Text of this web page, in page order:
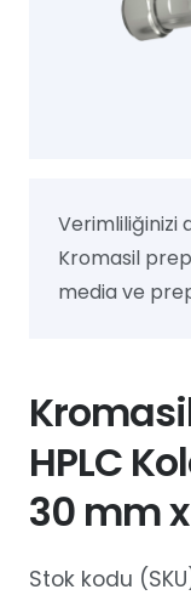
Verimliliğinizi
Kromasil
media ve
HPLC
30 mm
Stok kodu